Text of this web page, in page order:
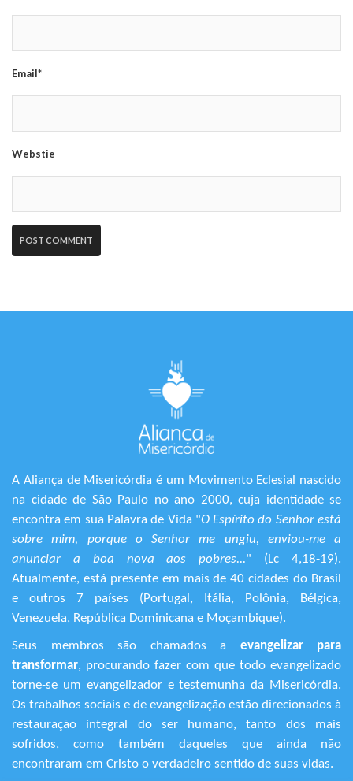
Email*
Webstie
A Aliança de Misericórdia é um Movimento Eclesial nascido
na cidade de São Paulo no ano 2000, cuja identidade se
encontra em sua Palavra de Vida "O Espírito do Senhor está
sobre mim, porque o Senhor me ungiu, enviou-me a
anunciar a boa nova aos pobres..." (Lc 4,18-19).
Atualmente, está presente em mais de 40 cidades do Brasil
e outros 7 países (Portugal, Itália, Polônia, Bélgica,
Venezuela, República Dominicana e Moçambique).
Seus membros são chamados a evangelizar para
transformar, procurando fazer com que todo evangelizado
torne-se um evangelizador e testemunha da Misericórdia.
Os trabalhos sociais e de evangelização estão direcionados à
restauração integral do ser humano, tanto dos mais
sofridos, como também daqueles que ainda não
encontraram em Cristo o verdadeiro sentido de suas vidas.